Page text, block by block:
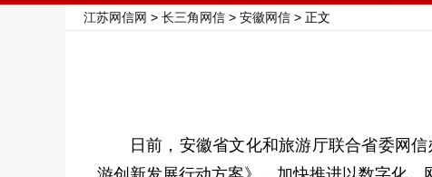
江苏网信网 > 长三角网信 > 安徽网信 > 正文
日前，安徽省文化和旅游厅联合省委网